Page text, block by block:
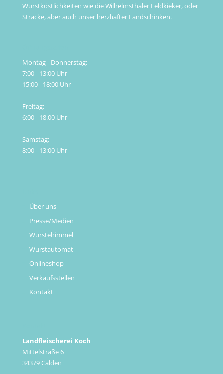
Wurstköstlichkeiten wie die Wilhelmsthaler Feldkieker, oder
Stracke, aber auch unser herzhafter Landschinken.
Montag - Donnerstag:
7:00 - 13:00 Uhr
15:00 - 18:00 Uhr
Freitag:
6:00 - 18.00 Uhr
Samstag:
8:00 - 13:00 Uhr
Über uns
Presse/Medien
Wurstehimmel
Wurstautomat
Onlineshop
Verkaufsstellen
Kontakt
Landfleischerei Koch
Mittelstraße 6
34379 Calden